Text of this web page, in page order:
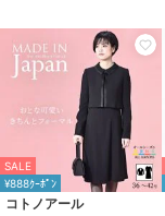
SALE
¥888ｸｰﾎﾟﾝ
コトノアール